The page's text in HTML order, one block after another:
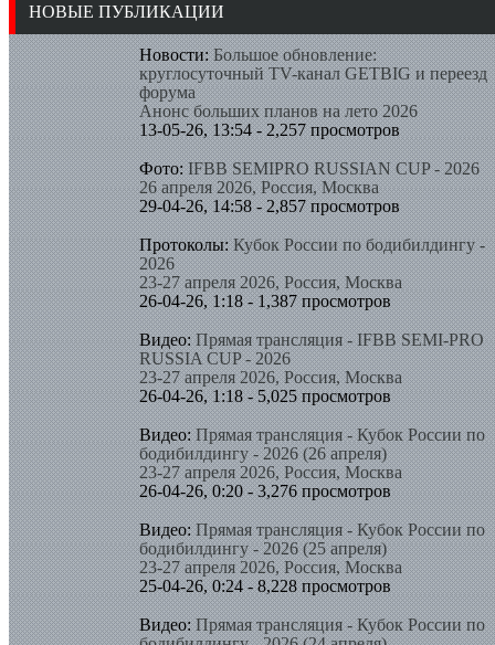
НОВЫЕ ПУБЛИКАЦИИ
Новости: Большое обновление:
круглосуточный TV-канал GETBIG и переезд
форума
Анонс больших планов на лето 2026
13-05-26, 13:54 - 2,257 просмотров
Фото: IFBB SEMIPRO RUSSIAN CUP - 2026
26 апреля 2026, Россия, Москва
29-04-26, 14:58 - 2,857 просмотров
Протоколы: Кубок России по бодибилдингу -
2026
23-27 апреля 2026, Россия, Москва
26-04-26, 1:18 - 1,387 просмотров
Видео: Прямая трансляция - IFBB SEMI-PRO
RUSSIA CUP - 2026
23-27 апреля 2026, Россия, Москва
26-04-26, 1:18 - 5,025 просмотров
Видео: Прямая трансляция - Кубок России по
бодибилдингу - 2026 (26 апреля)
23-27 апреля 2026, Россия, Москва
26-04-26, 0:20 - 3,276 просмотров
Видео: Прямая трансляция - Кубок России по
бодибилдингу - 2026 (25 апреля)
23-27 апреля 2026, Россия, Москва
25-04-26, 0:24 - 8,228 просмотров
Видео: Прямая трансляция - Кубок России по